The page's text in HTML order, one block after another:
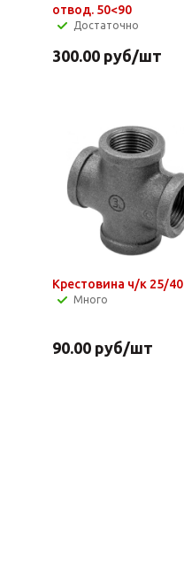
отвод. 50<90
Достаточно
300.00руб/шт
Крестовина ч/к 25/40
Много
90.00руб/шт